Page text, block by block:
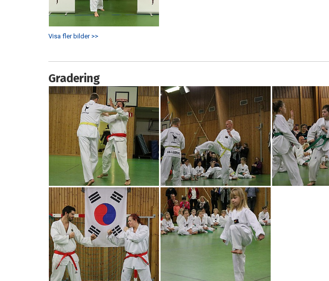
Visa fler bilder >>
Gradering